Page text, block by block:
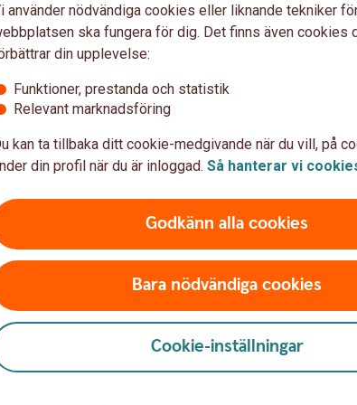
5 489 kr
Om du
ansökan
företagsbilar och sälja
använder nödvändiga cookies eller liknande tekniker
ska fungera för dig. Det finns även cookies
din upplevelse:
Funktioner, prestanda och statistik
Relevant marknadsföring
kan ta tillbaka ditt cookie-medgivande när du vill, på
din profil när du är inloggad. Så hanterar vi
Godkänn alla cookies
Bara nödvändiga cookies
Cookie-inställningar